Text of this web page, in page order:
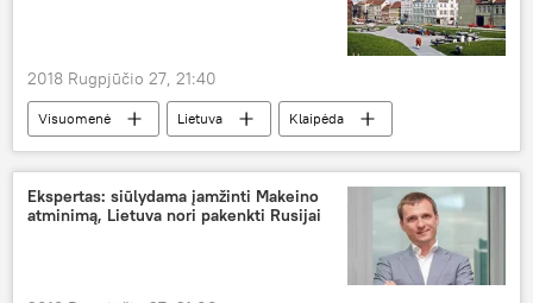
2018 Rugpjūčio 27, 21:40
Visuomenė Lietuva
Klaipėda
Dalia Grybauskaitė
Viačeslavas Titovas
miško broliai
Ekspertas: siūlydama įamžinti Makeino
atminimą, Lietuva nori pakenkti Rusijai